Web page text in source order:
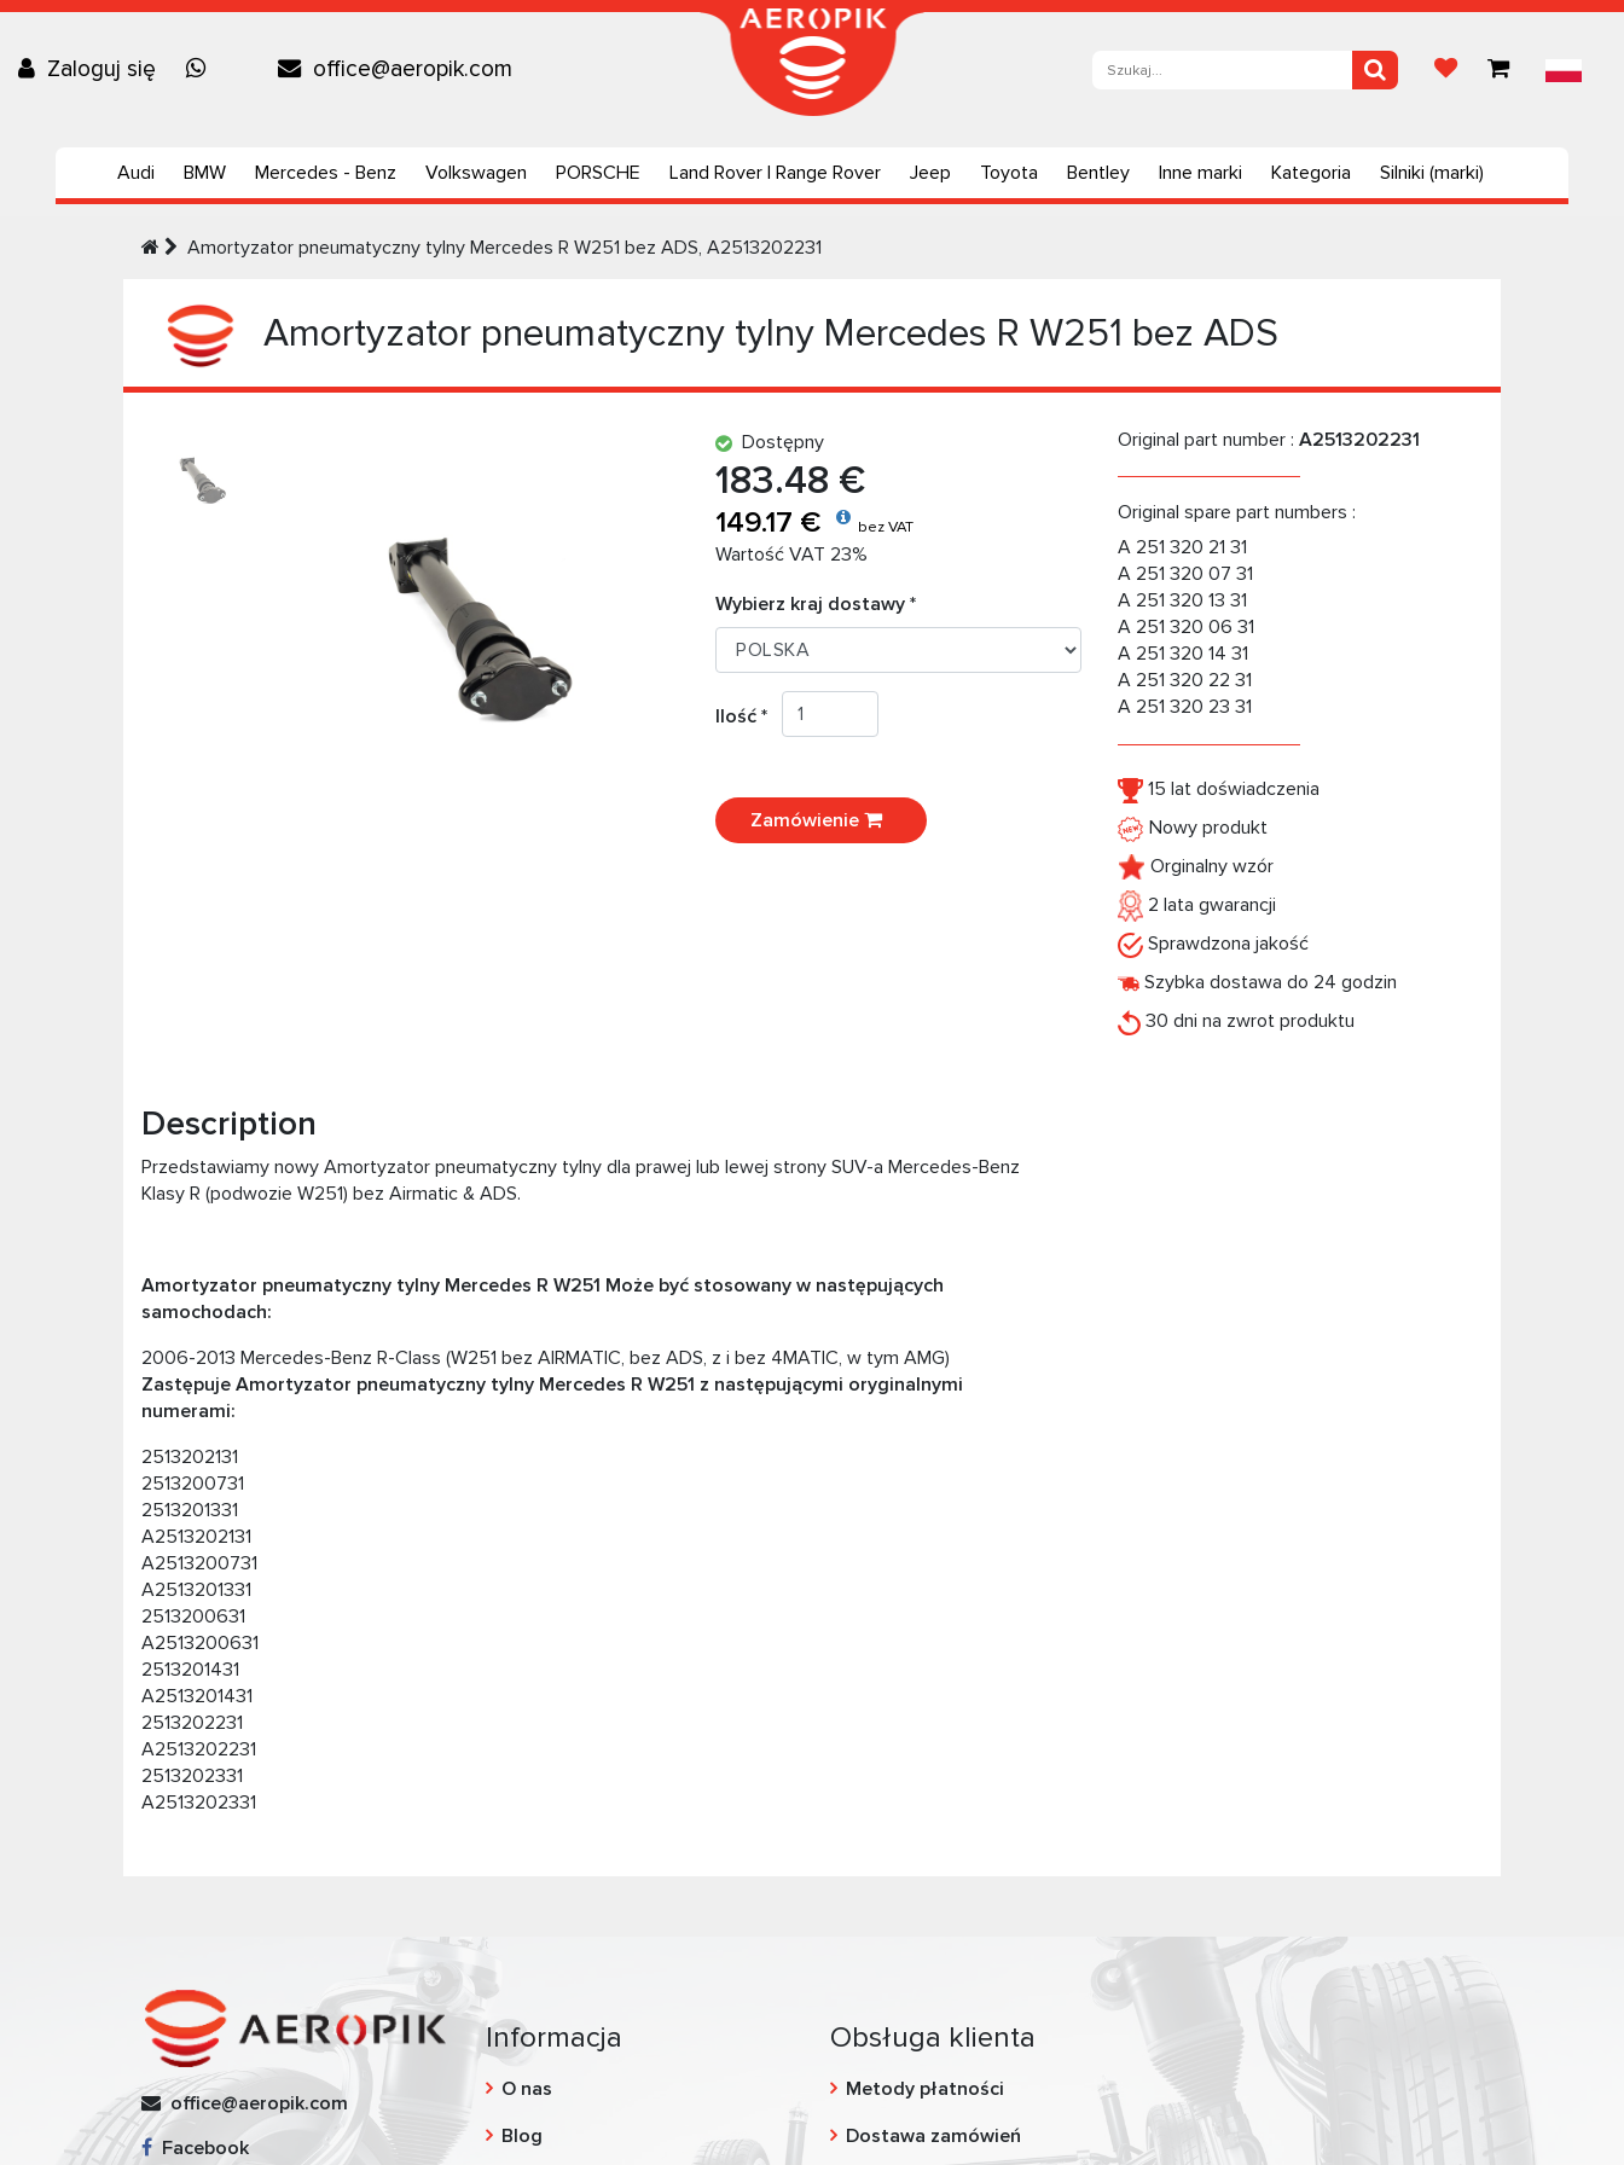
Zaloguj się office@aeropik.com
Audi BMW Mercedes - Benz Volkswagen PORSCHE Land Rover | Range Rover Jeep Toyota Bentley Inne marki Kategoria Silniki (marki)
Amortyzator pneumatyczny tylny Mercedes R W251 bez ADS, A2513202231
Amortyzator pneumatyczny tylny Mercedes R W251 bez ADS
Dostępny
183.48 €
149.17 € bez VAT
Wartość VAT 23%
Wybierz kraj dostawy *
Ilość *
Zamówienie
Original part number : A2513202231
Original spare part numbers :
A 251 320 21 31
A 251 320 07 31
A 251 320 13 31
A 251 320 06 31
A 251 320 14 31
A 251 320 22 31
A 251 320 23 31
15 lat doświadczenia
Nowy produkt
Orginalny wzór
2 lata gwarancji
Sprawdzona jakość
Szybka dostawa do 24 godzin
30 dni na zwrot produktu
Description
Przedstawiamy nowy Amortyzator pneumatyczny tylny dla prawej lub lewej strony SUV-a Mercedes-Benz
Klasy R (podwozie W251) bez Airmatic & ADS.
Amortyzator pneumatyczny tylny Mercedes R W251 Może być stosowany w następujących
samochodach:
2006-2013 Mercedes-Benz R-Class (W251 bez AIRMATIC, bez ADS, z i bez 4MATIC, w tym AMG)
Zastępuje Amortyzator pneumatyczny tylny Mercedes R W251 z następującymi oryginalnymi
numerami:
2513202131
2513200731
2513201331
A2513202131
A2513200731
A2513201331
2513200631
A2513200631
2513201431
A2513201431
2513202231
A2513202231
2513202331
A2513202331
office@aeropik.com
Facebook
Informacja
O nas
Blog
Obsługa klienta
Metody płatności
Dostawa zamówień